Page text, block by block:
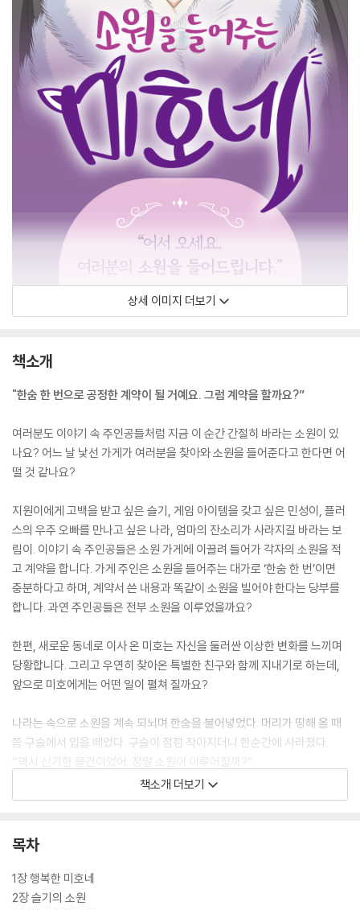
상세 이미지 더보기
책소개
"한숨 한 번으로 공정한 계약이 될 거예요. 그럼 계약을 할까요?”
여러분도 이야기 속 주인공들처럼 지금 이 순간 간절히 바라는 소원이 있
나요? 어느 날 낯선 가게가 여러분을 찾아와 소원을 들어준다고 한다면 어
떨 것 같나요?
지원이에게 고백을 받고 싶은 슬기, 게임 아이템을 갖고 싶은 민성이, 플러
스의 우주 오빠를 만나고 싶은 나라, 엄마의 잔소리가 사라지길 바라는 보
림이. 이야기 속 주인공들은 소원 가게에 이끌려 들어가 각자의 소원을 적
고 계약을 합니다. 가게 주인은 소원을 들어주는 대가로 ‘한숨 한 번’이면
충분하다고 하며, 계약서 쓴 내용과 똑같이 소원을 빌어야 한다는 당부를
합니다. 과연 주인공들은 전부 소원을 이루었을까요?
한편, 새로운 동네로 이사 온 미호는 자신을 둘러싼 이상한 변화를 느끼며
당황합니다. 그리고 우연히 찾아온 특별한 친구와 함께 지내기로 하는데,
앞으로 미호에게는 어떤 일이 펼쳐 질까요?
나라는 속으로 소원을 계속 되뇌며 한숨을 불어넣었다. 머리가 띵해 올 때
쯤 구슬에서 입을 떼었다. 구슬이 점점 작아지더니 한순간에 사라졌다.
“역시 신기한 물건이었어. 정말 소원이 이루어질까?”
책소개 더보기
목차
1장 행복한 미호네
2장 슬기의 소원